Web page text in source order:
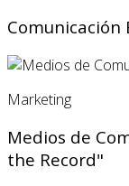
Comunicación
Marketing
Medios de
the Record"